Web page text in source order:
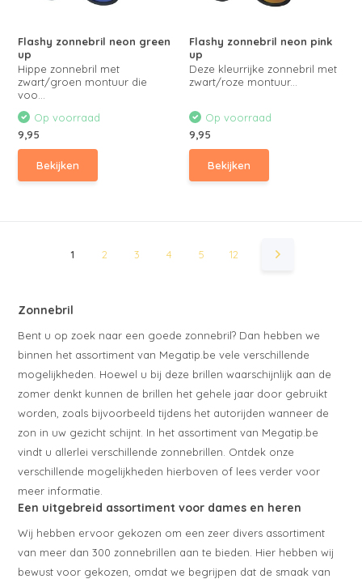
Flashy zonnebril neon green
up
Hippe zonnebril met
zwart/groen montuur die
voo...
Op voorraad
9,95
Bekijken
Flashy zonnebril neon pink
up
Deze kleurrijke zonnebril met
zwart/roze montuur...
Op voorraad
9,95
Bekijken
1 2 3 4 5 12
Zonnebril
Bent u op zoek naar een goede zonnebril? Dan hebben we
binnen het assortiment van Megatip.be vele verschillende
mogelijkheden. Hoewel u bij deze brillen waarschijnlijk aan de
zomer denkt kunnen de brillen het gehele jaar door gebruikt
worden, zoals bijvoorbeeld tijdens het autorijden wanneer de
zon in uw gezicht schijnt. In het assortiment van Megatip.be
vindt u allerlei verschillende zonnebrillen. Ontdek onze
verschillende mogelijkheden hierboven of lees verder voor
meer informatie.
Een uitgebreid assortiment voor dames en heren
Wij hebben ervoor gekozen om een zeer divers assortiment
van meer dan 300 zonnebrillen aan te bieden. Hier hebben wij
bewust voor gekozen, omdat we begrijpen dat de smaak van